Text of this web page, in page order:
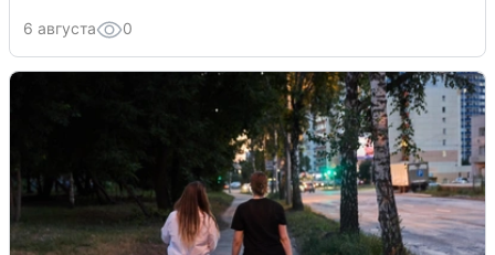
6 августа 0